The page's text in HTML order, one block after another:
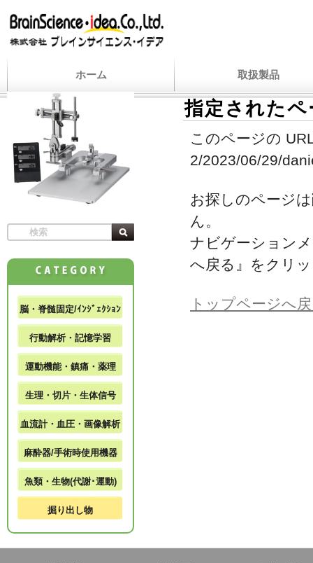
ホーム 取扱製品
指定された
このページの
2/2023/06/29/
お探しのページ
ん。
ナビゲーション
へ戻る』をクリ
トップページへ
脳・脊髄固定/ｲﾝｼﾞｪｸｼｮﾝ
行動解析・記憶学習
運動機能・鎮痛・薬理
生理・切片・生体信号
血流計・血圧・画像解析
麻酔器/手術時使用機器
魚類・生物(代謝･運動)
掘り出し物